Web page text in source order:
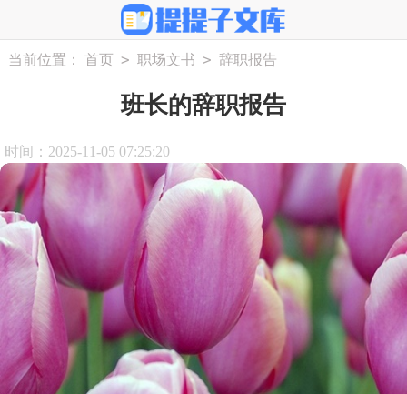
当前位置： 首页 > 职场文书 > 辞职报告
班长的辞职报告
时间：2025-11-05 07:25:20